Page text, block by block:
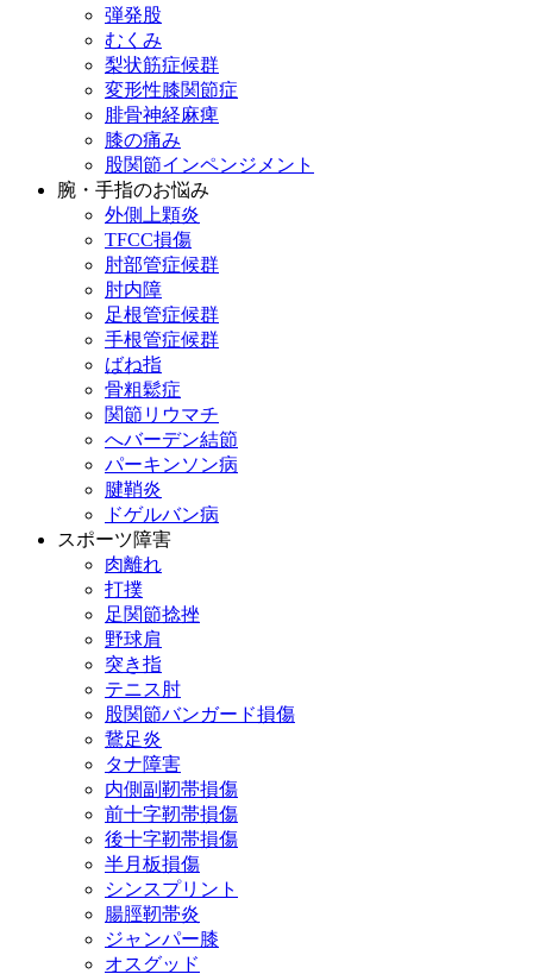
弾発股
むくみ
梨状筋症候群
変形性膝関節症
腓骨神経麻痺
膝の痛み
股関節インペンジメント
腕・手指のお悩み
外側上顆炎
TFCC損傷
肘部管症候群
肘内障
足根管症候群
手根管症候群
ばね指
骨粗鬆症
関節リウマチ
へバーデン結節
パーキンソン病
腱鞘炎
ドゲルバン病
スポーツ障害
肉離れ
打撲
足関節捻挫
野球肩
突き指
テニス肘
股関節バンガード損傷
鵞足炎
タナ障害
内側副靭帯損傷
前十字靭帯損傷
後十字靭帯損傷
半月板損傷
シンスプリント
腸脛靭帯炎
ジャンパー膝
オスグッド